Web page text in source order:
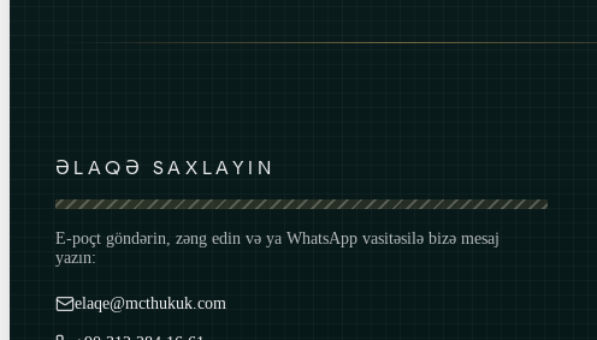
ƏLAQƏ SAXLAYIN
E-poçt göndərin, zəng edin və ya WhatsApp vasitəsilə bizə mesaj
yazın:
elaqe@mcthukuk.com